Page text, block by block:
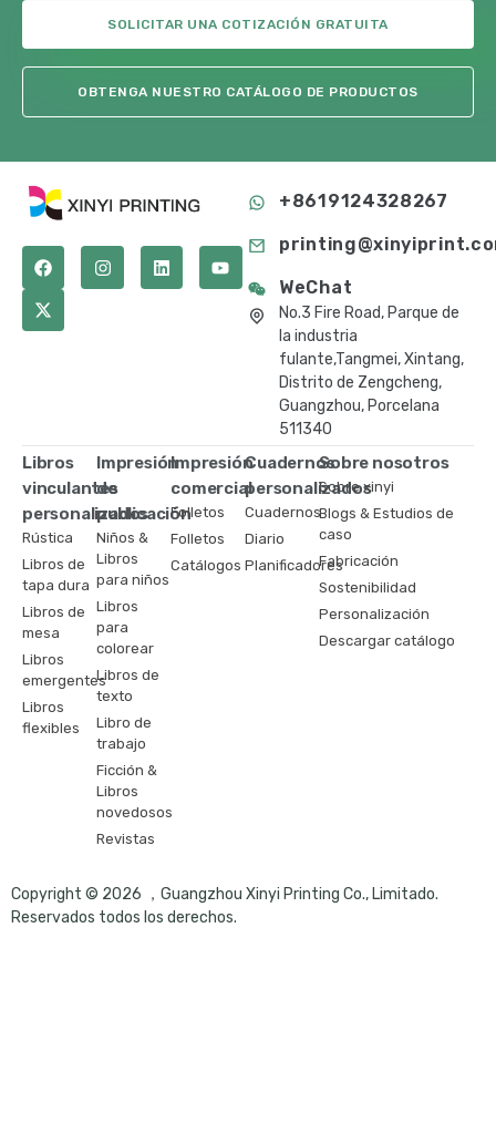
SOLICITAR UNA COTIZACIÓN GRATUITA
OBTENGA NUESTRO CATÁLOGO DE PRODUCTOS
+8619124328267
WeChat
No.3 Fire Road, Parque de
la industria
fulante,Tangmei, Xintang,
Distrito de Zengcheng,
Guangzhou, Porcelana
511340
Libros
vinculantes
personalizados
Rústica
Libros de
tapa dura
Libros de
mesa
Libros
emergentes
Libros
flexibles
Impresión
de
publicación
Niños &
Libros
para niños
Libros
para
colorear
Libros de
texto
Libro de
trabajo
Ficción &
Libros
novedosos
Revistas
Impresión
comercial
Folletos
Folletos
Catálogos
Cuadernos
personalizados
Cuadernos
Diario
Planificadores
Sobre nosotros
Sobre xinyi
Blogs & Estudios de
caso
Fabricación
Sostenibilidad
Personalización
Descargar catálogo
Copyright © 2026 ，Guangzhou Xinyi Printing Co., Limitado.
Reservados todos los derechos.